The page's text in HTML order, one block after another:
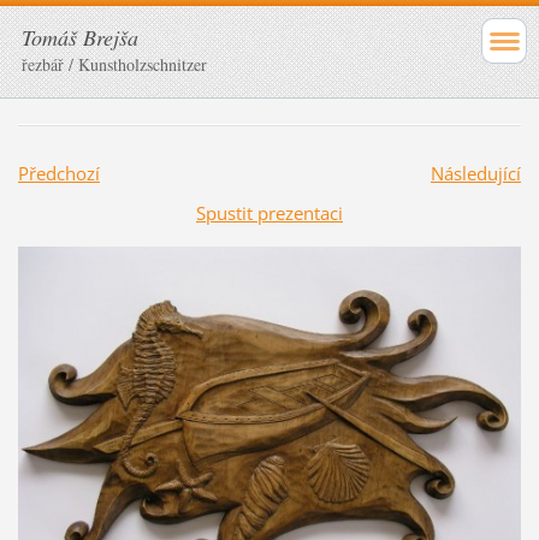
Tomáš Brejša
řezbář / Kunstholzschnitzer
Předchozí
Následující
Spustit prezentaci